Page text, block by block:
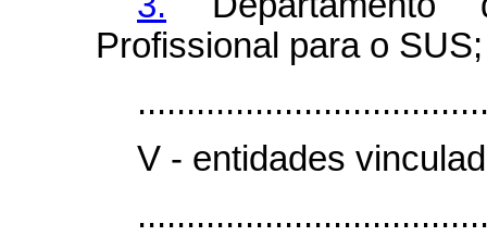
Profissional para o
V - entidades